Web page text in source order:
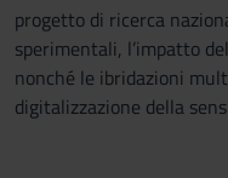
progetto di ricerca
sperimentali, l’impatto
nonché le ibridazioni
digitalizzazione della